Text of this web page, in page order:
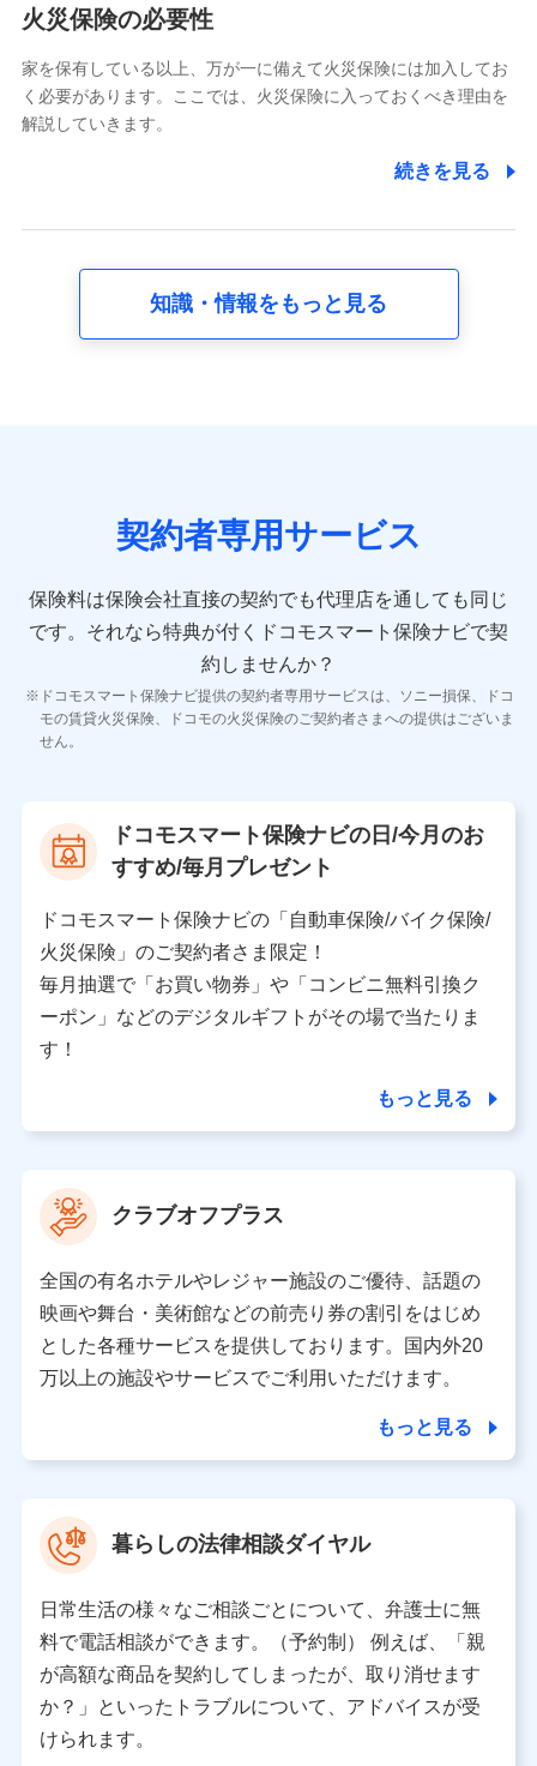
電話対応の品質向上およびお問合せ内容の正確な把握のため
6.採用応募者の個人情報
採用選考および入社手続を実施するため
8.取引先個人情報
取引先としての選定業務、営業情報の提供業務、契約締結手
10.受託業務の 個人情報
11.マイカー通勤管理クラウド並びに法人向けASPサー
ビスに関してのお問い合わせ情報
各種お問い合わせに対応するため
当社のサービスに関する情報提供や、皆様に有用なお知らせ
をお送りするため
当社の対応品質向上やお問い合わせ内容の正確な把握のため
個人情報保護管理者の職名、連絡先
〒103-0013 東京都中央区日本橋人形町2-14-10 アー
バンネット日本橋ビル 3F
株式会社ドコモ・インシュアランス
個人情報の第三者提供について
当社は利用目的の達成に必要な範囲内において個人情報
の取り扱いの全部または一部を委託する場合がありま
す。
個人データの共同利用
当社は株式会社NTTドコモとの間で、以下のとおり個
人データを共同利用します。
氏名、電話番号、メールアドレス、お客さまの識別子、属
性、連絡先、dポイントサービスのご利用に関する情報。例
として、dポイントカード番号、性別、年齢、家族構成、住
所、dポイント残高、dポイント利用履歴などが含まれます。
利用情報
当社又は株式会社NTTドコモが提供する各種サービスなどの
ご契約・ご利用などに関する情報。例として、当社又は株式
会社NTTドコモが提供する各種サービスのご契約状態・ご利
用履歴インターネット利用時の行動に関する情報、アプリケ
ーション利用時の行動に関する情報、購入されたサービスや
火災保険の必要性
家を保有している以上、万が一に備えて火災保険には加入してお
く必要があります。ここでは、火災保険に入っておくべき理由を
解説していきます。
続きを見る
知識・情報をもっと見る
契約者専用サービス
保険料は保険会社直接の契約でも代理店を通しても同じ
です。 それなら特典が付くドコモスマート保険ナビで契
約しませんか？
ドコモスマート保険ナビ提供の契約者専用サービスは、ソニー損保、ドコ
モの賃貸火災保険、ドコモの火災保険のご契約者さまへの提供はございま
せん。
ドコモスマート保険ナビの日/今月のお
すすめ/毎月プレゼント
ドコモスマート保険ナビの「自動車保険/バイク保険/
火災保険」のご契約者さま限定！
毎月抽選で「お買い物券」や「コンビニ無料引換ク
ーポン」などのデジタルギフトがその場で当たりま
す！
もっと見る
クラブオフプラス
全国の有名ホテルやレジャー施設のご優待、話題の
映画や舞台・美術館などの前売り券の割引をはじめ
とした各種サービスを提供しております。国内外20
万以上の施設やサービスでご利用いただけます。
もっと見る
暮らしの法律相談ダイヤル
日常生活の様々なご相談ごとについて、弁護士に無
料で電話相談ができます。（予約制） 例えば、「親
が高額な商品を契約してしまったが、取り消せます
か？」といったトラブルについて、アドバイスが受
けられます。